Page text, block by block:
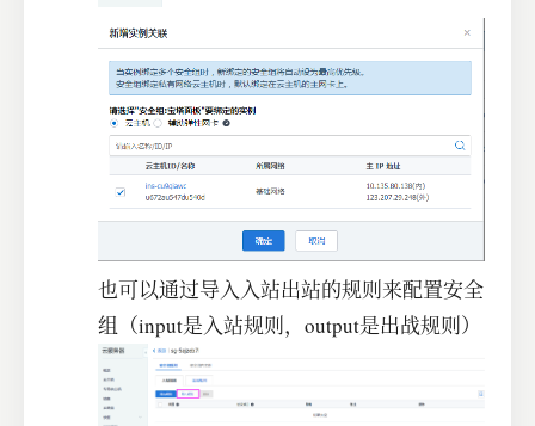
也可以通过导入入站出站的规则来配置安全
组（input是入站规则，output是出战规则）